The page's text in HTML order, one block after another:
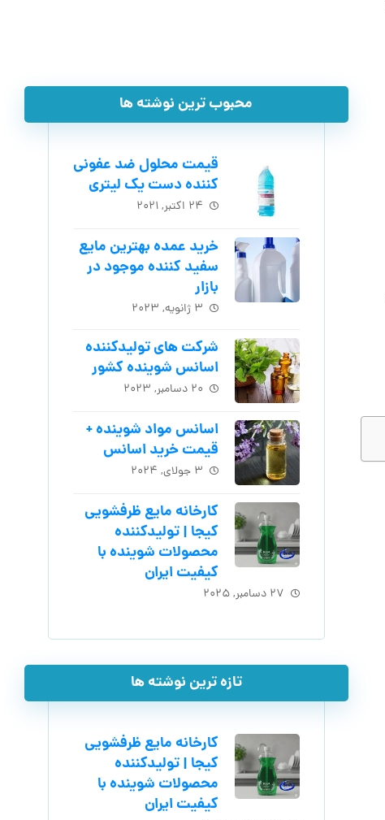
محبوب ترین نوشته ها
قیمت محلول ضد عفونی
کننده دست یک لیتری
۲۴ اکتبر, ۲۰۲۱
خرید عمده بهترین مایع
سفید کننده موجود در
بازار
۳ ژانویه, ۲۰۲۳
شرکت های تولیدکننده
اسانس شوینده کشور
۲۰ دسامبر, ۲۰۲۳
اسانس مواد شوینده +
قیمت خرید اسانس
۳ جولای, ۲۰۲۴
کارخانه مایع ظرفشویی
کیجا | تولیدکننده
محصولات شوینده با
کیفیت ایران
۲۷ دسامبر, ۲۰۲۵
تازه ترین نوشته ها
کارخانه مایع ظرفشویی
کیجا | تولیدکننده
محصولات شوینده با
کیفیت ایران